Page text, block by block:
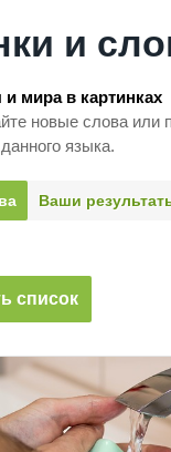
и
мира в картинках
новые слова или
языка.
Ваши
список